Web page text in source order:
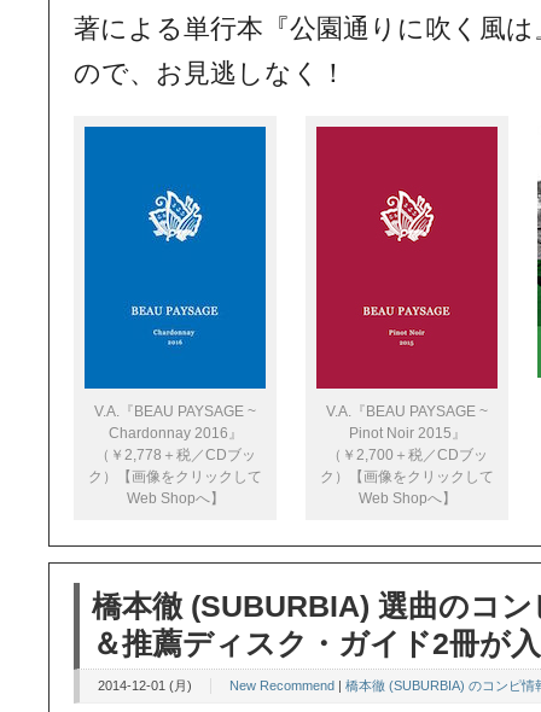
著による単行本『公園通りに吹く風
ので、お見逃しなく！
V.A.『BEAU PAYSAGE ~
Chardonnay 2016』
（￥2,778＋税／CDブッ
ク）【画像をクリックして
Web Shopへ】
V.A.『BEAU PAYSAGE ~
Pinot Noir 2015』
（￥2,700＋税／CDブッ
ク）【画像をクリックして
Web Shopへ】
橋本徹 (SUBURBIA) 選曲のコ
＆推薦ディスク・ガイド2冊が
2014-12-01 (月) New Recommend | 橋本徹 (SUBURBIA) のコンピ情